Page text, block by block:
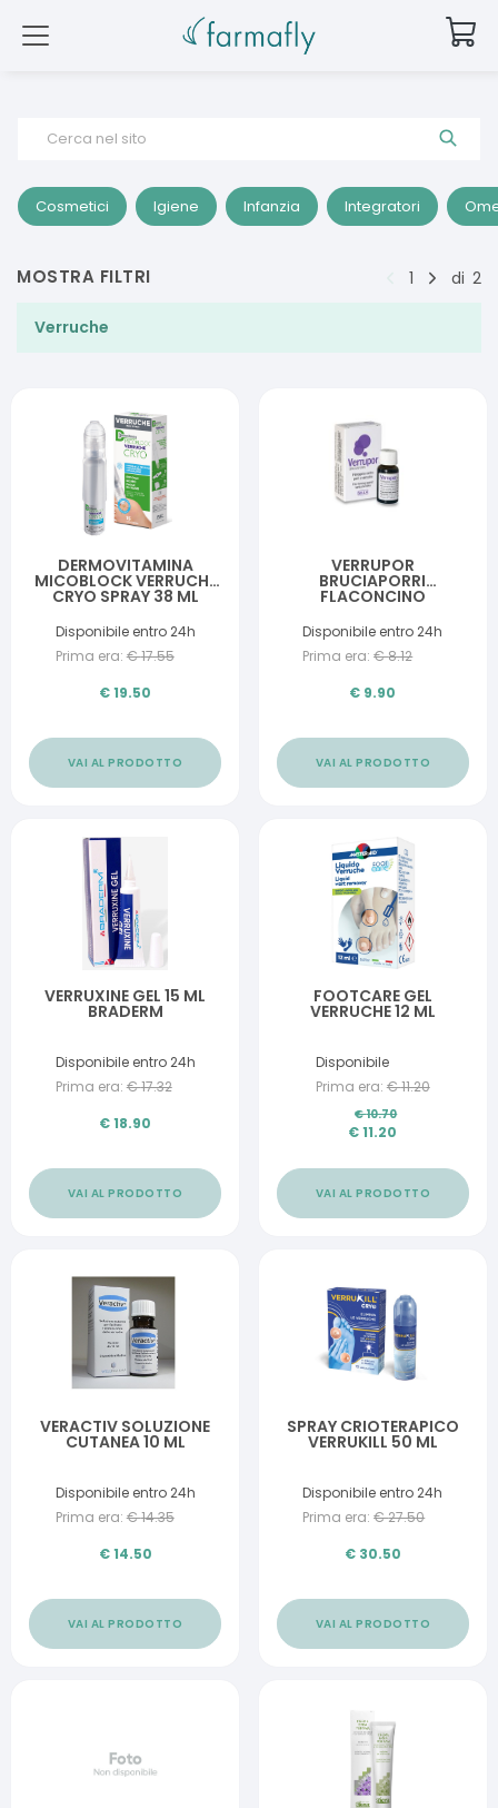
Cerca nel sito
Cosmetici Igiene Infanzia Integratori
MOSTRA FILTRI 1 di 2
Verruche
DERMOVITAMINA
MICOBLOCK VERRUCHE
CRYO SPRAY 38 ML
Disponibile entro 24h
Prima era: €17.55
€19.50
VAI AL PRODOTTO
VERRUPOR
BRUCIAPORRI
FLACONCINO
NUOVA FORMULA
Disponibile entro 24h
Prima era: €8.12
€ 9.90
VAI AL PRODOTTO
VERRUXINE GEL 15 ML
BRADERM
Disponibile entro 24h
Prima era: €17.32
€18.90
VAI AL PRODOTTO
FOOTCARE GEL
VERRUCHE 12 ML
Disponibile
Prima era: €11.20
€10.70
€11.20
VAI AL PRODOTTO
VERACTIV SOLUZIONE
CUTANEA 10 ML
Disponibile entro 24h
Prima era: €14.35
€14.50
VAI AL PRODOTTO
SPRAY CRIOTERAPICO
VERRUKILL 50 ML
Disponibile entro 24h
Prima era: €27.50
€ 30.50
VAI AL PRODOTTO